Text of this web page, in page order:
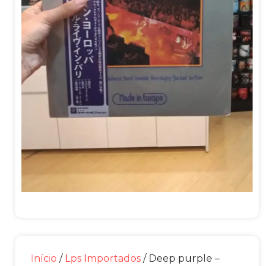
Início / Lps Importados / Deep purple –